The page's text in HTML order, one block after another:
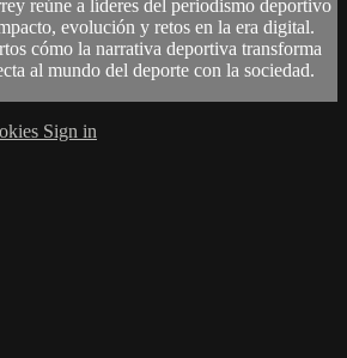
reúne a líderes del periodismo deportivo
evolución y retos en la era digital.
cómo la narrativa deportiva transforma
al mundo del deporte con la sociedad.
Sign in